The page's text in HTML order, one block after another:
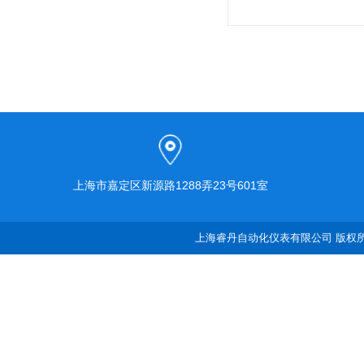
上海市嘉定区新源路1288弄23号601室
上海睿丹自动化仪表有限公司 版权